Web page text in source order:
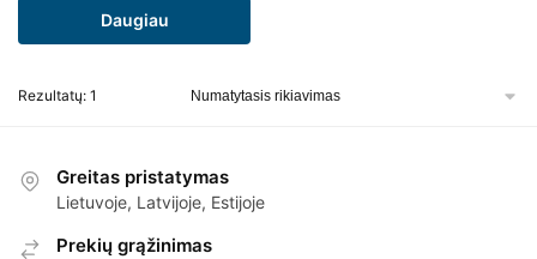
Daugiau
Rezultatų: 1
Greitas pristatymas
Lietuvoje, Latvijoje, Estijoje
Prekių grąžinimas